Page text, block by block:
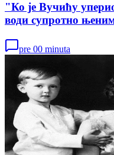
"Ко је Вучићу
води супротно
pre 00 minuta